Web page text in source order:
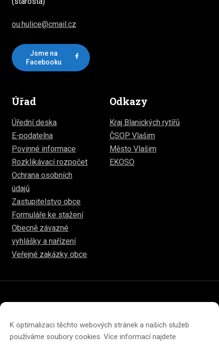
K optimalizaci těchto webových stránek a našich služeb
používáme soubory cookies. Více informací najdete
ou.hulice@cmail.cz
Jsme na
Facebooku
Úřad
Úřední deska
E-podatelna
Povinné informace
Rozklikávací rozpočet
Ochrana osobních
údajů
Zastupitelstvo obce
Formuláře ke stažení
Obecně závazné
vyhlášky a nařízení
Veřejné zakázky obce
Odkazy
Kraj Blanických rytířů
ČSOP Vlašim
Město Vlašim
EKOSO
Prohlášení o přístupnosti
Prohlášení o ochraně soukromí
Zásady cookies (EU)